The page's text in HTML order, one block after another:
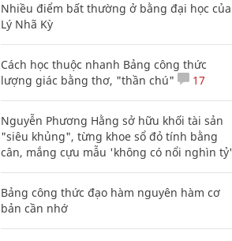
Nhiều điểm bất thường ở bằng đại học của
Lý Nhã Kỳ
Cách học thuộc nhanh Bảng công thức
lượng giác bằng thơ, "thần chú"
17
Nguyễn Phương Hằng sở hữu khối tài sản
"siêu khủng", từng khoe sổ đỏ tính bằng
cân, mắng cựu mẫu 'không có nổi nghìn tỷ'
Bảng công thức đạo hàm nguyên hàm cơ
bản cần nhớ